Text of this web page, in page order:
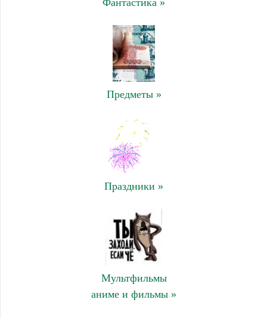
Предметы »
Праздники »
Мультфильмы
аниме и фильмы »